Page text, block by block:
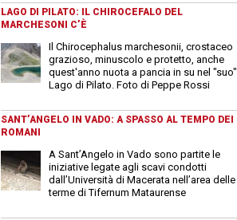
LAGO DI PILATO: IL CHIROCEFALO DEL
MARCHESONI C’È
Il Chirocephalus marchesonii, crostaceo
grazioso, minuscolo e protetto, anche
quest'anno nuota a pancia in su nel "suo"
Lago di Pilato. Foto di Peppe Rossi
SANT’ANGELO IN VADO: A SPASSO AL TEMPO DEI
ROMANI
A Sant’Angelo in Vado sono partite le
iniziative legate agli scavi condotti
dall’Università di Macerata nell’area delle
terme di Tifernum Mataurense